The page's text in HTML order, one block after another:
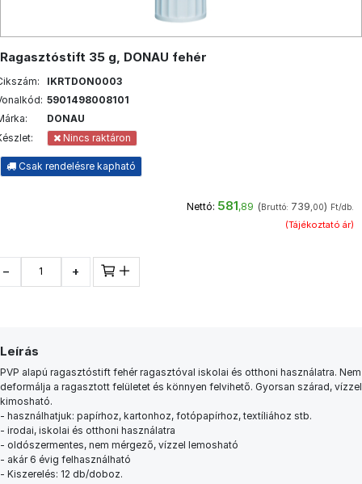
Ragasztóstift 35 g, DONAU fehér
IKRTDON0003
5901498008101
DONAU
Nincs raktáron
Csak rendelésre kapható
Nettó: 581,89 (Bruttó: 739,00) Ft/db.
(Tájékoztató ár)
− +
Leírás
PVP alapú ragasztóstift fehér ragasztóval iskolai és otthoni használatra. Nem
deformálja a ragasztott felületet és könnyen felvihető. Gyorsan szárad, vízzel
kimosható.
- használhatjuk: papírhoz, kartonhoz, fotópapírhoz, textíliához stb.
- irodai, iskolai és otthoni használatra
- oldószermentes, nem mérgező, vízzel lemosható
- akár 6 évig felhasználható
- Kiszerelés: 12 db/doboz.